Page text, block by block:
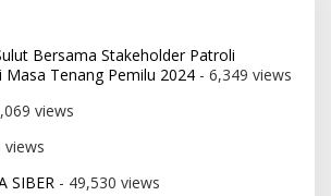
Bersama Stakeholder Patroli
Masa Tenang Pemilu 2024 - 6,349 views
views
views
SIBER - 49,530 views